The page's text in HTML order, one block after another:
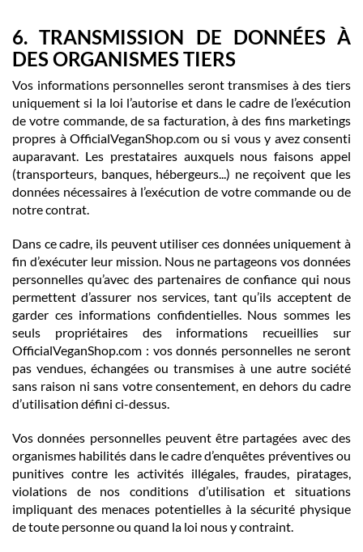
6. TRANSMISSION DE DONNÉES À
DES ORGANISMES TIERS
Vos informations personnelles seront transmises à des tiers
uniquement si la loi l’autorise et dans le cadre de l’exécution
de votre commande, de sa facturation, à des fins marketings
propres à OfficialVeganShop.com ou si vous y avez consenti
auparavant. Les prestataires auxquels nous faisons appel
(transporteurs, banques, hébergeurs...) ne reçoivent que les
données nécessaires à l’exécution de votre commande ou de
notre contrat.
Dans ce cadre, ils peuvent utiliser ces données uniquement à
fin d’exécuter leur mission. Nous ne partageons vos données
personnelles qu’avec des partenaires de confiance qui nous
permettent d’assurer nos services, tant qu’ils acceptent de
garder ces informations confidentielles. Nous sommes les
seuls propriétaires des informations recueillies sur
OfficialVeganShop.com : vos donnés personnelles ne seront
pas vendues, échangées ou transmises à une autre société
sans raison ni sans votre consentement, en dehors du cadre
d’utilisation défini ci-dessus.
Vos données personnelles peuvent être partagées avec des
organismes habilités dans le cadre d’enquêtes préventives ou
punitives contre les activités illégales, fraudes, piratages,
violations de nos conditions d’utilisation et situations
impliquant des menaces potentielles à la sécurité physique
de toute personne ou quand la loi nous y contraint.